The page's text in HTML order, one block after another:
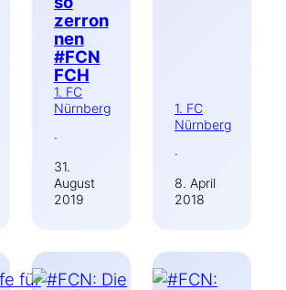
zerron
nen
#FCN
FCH
1. FC
Nürnberg
·
31.
August
2019
1. FC
Nürnberg
·
8. April
2018